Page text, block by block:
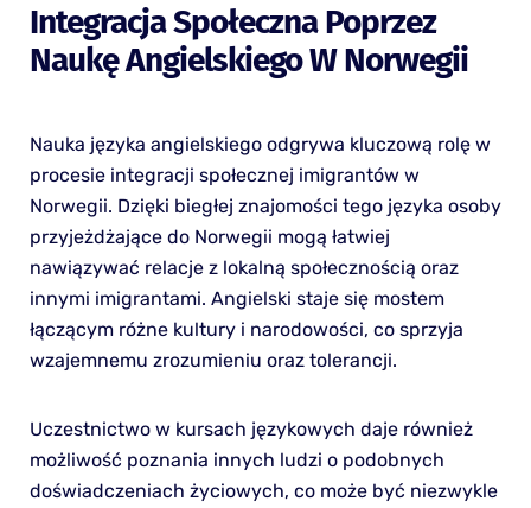
Integracja Społeczna Poprzez
Naukę Angielskiego W Norwegii
Nauka języka angielskiego odgrywa kluczową rolę w
procesie integracji społecznej imigrantów w
Norwegii. Dzięki biegłej znajomości tego języka osoby
przyjeżdżające do Norwegii mogą łatwiej
nawiązywać relacje z lokalną społecznością oraz
innymi imigrantami. Angielski staje się mostem
łączącym różne kultury i narodowości, co sprzyja
wzajemnemu zrozumieniu oraz tolerancji.
Uczestnictwo w kursach językowych daje również
możliwość poznania innych ludzi o podobnych
doświadczeniach życiowych, co może być niezwykle